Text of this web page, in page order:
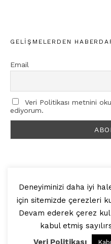
GELIŞMELERDEN
Email
Veri Politikası metnini
ediyorum.
©
Künye Yazar
Deneyiminizi daha iyi
için sitemizde çerezleri
Devam ederek çerez
kabul etmiş
Veri Politikası